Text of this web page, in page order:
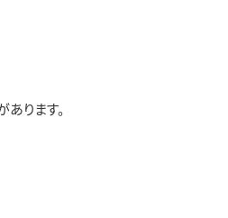
ります。